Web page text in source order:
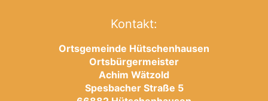
Kontakt:
Ortsgemeinde Hütschenhausen
Ortsbürgermeister
Achim Wätzold
Spesbacher Straße 5